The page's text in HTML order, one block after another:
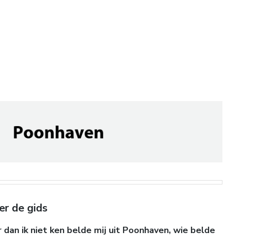
de gids
dan ik niet ken belde mij uit Poonhaven, wie belde